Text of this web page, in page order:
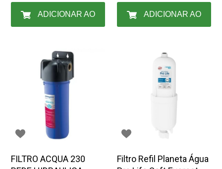
FILTRO ACQUA 230
Filtro Refil Planeta Água